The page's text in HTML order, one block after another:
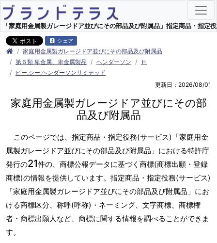
「家庭用金属製ガレージドア並びにその部品及び附属品」指定商品・指定
シェア
家庭用金属製ガレージドア並びにその部品及び附属品
第６類 卑金属、卑金属製品
ヘンダーソン
Ｈ
ピー.シー.ヘンダーソンリミテッド
更新日：2026/08/01
家庭用金属製ガレージドア並びにその部
品及び附属品
このページでは、指定商品・指定役務(サービス)「家庭用金
属製ガレージドア並びにその部品及び附属品」における特許庁
発行の21件の、商標公報データに基づく商標(商標出願・登録
商標)の情報を提供しています。指定商品・指定役務(サービス)
「家庭用金属製ガレージドア並びにその部品及び附属品」にお
ける商標区分、称呼(呼称)・ネーミング、文字商標、商標権
者・商標出願人など、商標に関する情報を調べることができま
す。